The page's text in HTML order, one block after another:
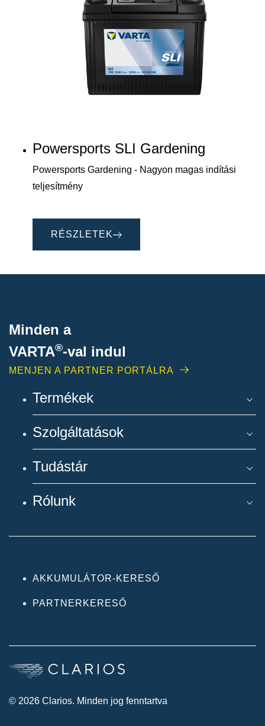
Powersports SLI Gardening
Powersports Gardening - Nagyon magas indítási
teljesítmény
RÉSZLETEK
Minden a
VARTA®-val indul
MENJEN A PARTNER PORTÁLRA
Termékek
Szolgáltatások
Tudástár
Rólunk
AKKUMULÁTOR-KERESŐ
PARTNERKERESŐ
© 2026 Clarios. Minden jog fenntartva